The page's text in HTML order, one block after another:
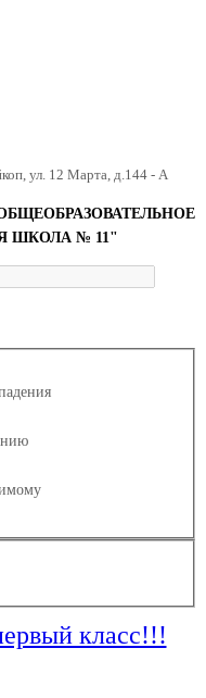
, ул. 12 Марта, д.144 - А
ШКОЛА № 11"
класс!!!